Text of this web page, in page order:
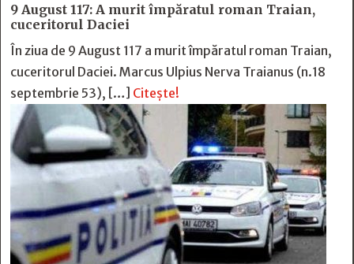
9 August 117: A murit împăratul roman Traian,
cuceritorul Daciei
În ziua de 9 August 117 a murit împăratul roman Traian,
cuceritorul Daciei. Marcus Ulpius Nerva Traianus (n.18
septembrie 53), […] Citește!